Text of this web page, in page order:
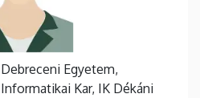
Debreceni Egyetem,
Informatikai Kar, IK Dékáni